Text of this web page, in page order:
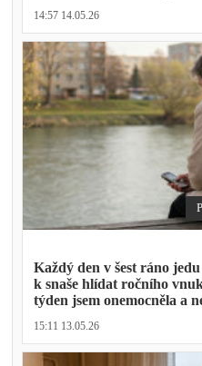
Přestávka trvala stejně
14:57 14.05.26
Každý den v šest ráno
k snaše hlídat ročního
týden jsem onemocněla a
den volna. Víš, kolik nás
15:11 13.05.26